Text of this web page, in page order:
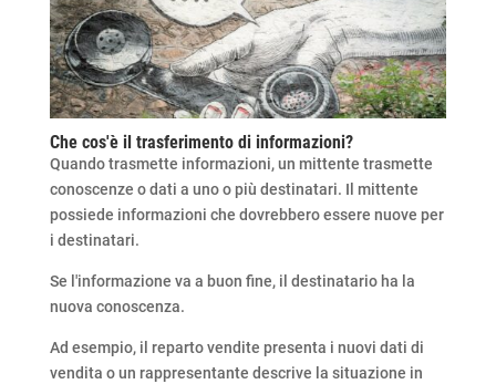
Che cos'è il trasferimento di informazioni?
Quando trasmette informazioni, un mittente trasmette
conoscenze o dati a uno o più destinatari. Il mittente
possiede informazioni che dovrebbero essere nuove per
i destinatari.
Se l'informazione va a buon fine, il destinatario ha la
nuova conoscenza.
Ad esempio, il reparto vendite presenta i nuovi dati di
vendita o un rappresentante descrive la situazione in